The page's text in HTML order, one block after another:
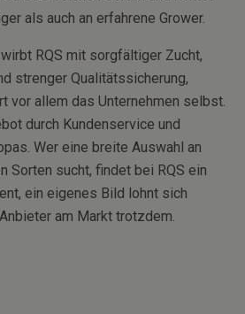
als auch an erfahrene Grower.
RQS mit sorgfältiger Zucht,
strenger Qualitätssicherung,
vor allem das Unternehmen selbst.
durch Kundenservice und
Wer eine breite Auswahl an
Sorten sucht, findet bei RQS ein
ein eigenes Bild lohnt sich
am Markt trotzdem.